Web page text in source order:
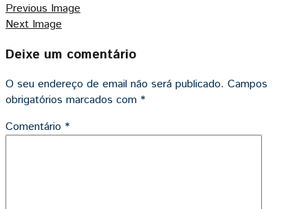
Previous Image
Next Image
Deixe um comentário
O seu endereço de email não será publicado. Campos
obrigatórios marcados com *
Comentário *